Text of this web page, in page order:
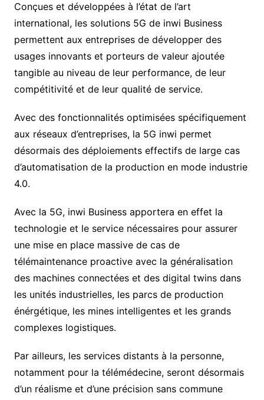
Conçues et développées à l’état de l’art
international, les solutions 5G de inwi Business
permettent aux entreprises de développer des
usages innovants et porteurs de valeur ajoutée
tangible au niveau de leur performance, de leur
compétitivité et de leur qualité de service.
Avec des fonctionnalités optimisées spécifiquement
aux réseaux d’entreprises, la 5G inwi permet
désormais des déploiements effectifs de large cas
d’automatisation de la production en mode industrie
4.0.
Avec la 5G, inwi Business apportera en effet la
technologie et le service nécessaires pour assurer
une mise en place massive de cas de
télémaintenance proactive avec la généralisation
des machines connectées et des digital twins dans
les unités industrielles, les parcs de production
énérgétique, les mines intelligentes et les grands
complexes logistiques.
Par ailleurs, les services distants à la personne,
notamment pour la télémédecine, seront désormais
d’un réalisme et d’une précision sans commune